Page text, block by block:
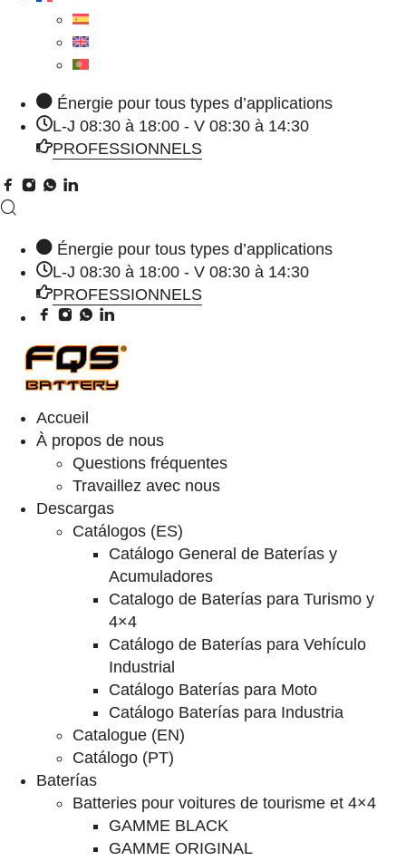
Énergie pour tous types d’applications
L-J 08:30 à 18:00 - V 08:30 à 14:30
PROFESSIONNELS
Énergie pour tous types d’applications
L-J 08:30 à 18:00 - V 08:30 à 14:30
PROFESSIONNELS
Accueil
À propos de nous
Questions fréquentes
Travaillez avec nous
Descargas
Catálogos (ES)
Catálogo General de Baterías y
Acumuladores
Catalogo de Baterías para Turismo y
4×4
Catálogo de Baterías para Vehículo
Industrial
Catálogo Baterías para Moto
Catálogo Baterías para Industria
Catalogue (EN)
Catálogo (PT)
Baterías
Batteries pour voitures de tourisme et 4×4
GAMME BLACK
GAMME ORIGINAL